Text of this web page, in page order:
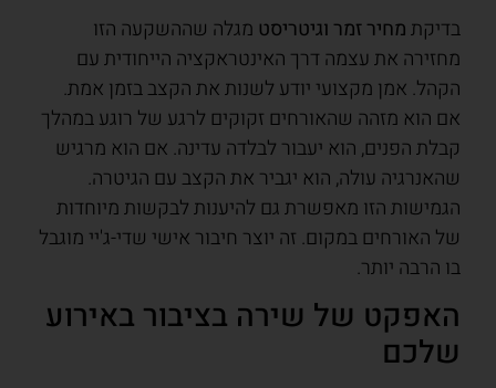
בדיקתמחיר זמר וגיטריסט מגלה שההשקעה הזו
מחזירה את עצמה דרך האינטראקציה הייחודית עם
הקהל. אמן מקצועי יודע לשנות את הקצב בזמן אמת.
אם הוא מזהה שהאורחים זקוקים לרגע של רוגע במהלך
קבלת הפנים, הוא יעבור לבלדה עדינה. אם הוא מרגיש
שהאנרגיה עולה, הוא יגביר את הקצב עם הגיטרה.
הגמישות הזו מאפשרת גם להיענות לבקשות מיוחדות
של האורחים במקום. זה יוצר חיבור אישי שדי-ג'יי מוגבל
בו הרבה יותר.
האפקט של שירה בציבור באירוע
שלכם